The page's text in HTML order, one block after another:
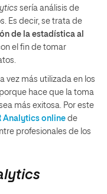
sería análisis de
Es decir, se trata de
de la estadística al
el fin de tomar
vez más utilizada en los
hace que la toma
más exitosa. Por este
Analytics online de
profesionales de los